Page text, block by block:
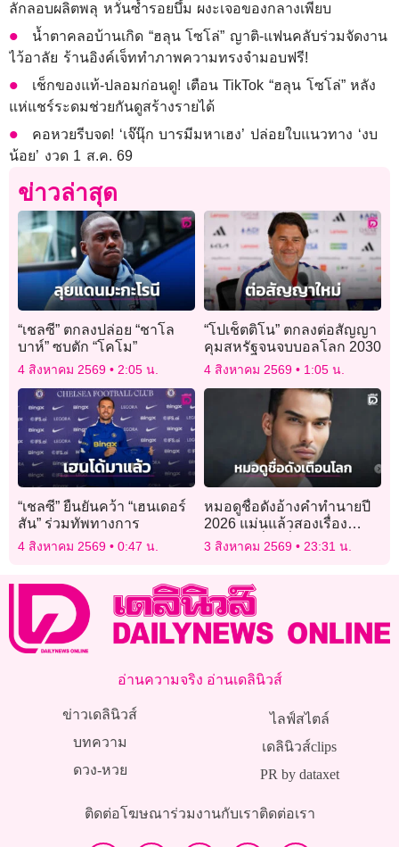
ลักลอบผลิตพลุ หวั่นซ้ำรอยบึ้ม ผงะเจอของกลางเพียบ
น้ำตาคลอบ้านเกิด “ฮลุน โซโล่” ญาติ-แฟนคลับร่วมจัดงาน
ไว้อาลัย ร้านอิงค์เจ็ททำภาพความทรงจำมอบฟรี!
เช็กของแท้-ปลอมก่อนดู! เตือน TikTok “ฮลุน โซโล่” หลัง
แห่แชร์ระดมช่วยกันดูสร้างรายได้
คอหวยรีบจด! ‘เจ๊นุ๊ก บารมีมหาเฮง’ ปล่อยใบแนวทาง ‘งบ
น้อย’ งวด 1 ส.ค. 69
ข่าวล่าสุด
“เชลซี” ตกลงปล่อย “ชาโล
บาห์” ซบตัก “โคโม”
4 สิงหาคม 2569 2:05 น.
“โปเช็ตติโน” ตกลงต่อสัญญา
คุมสหรัฐจนจบบอลโลก 2030
4 สิงหาคม 2569 1:05 น.
“เชลซี” ยืนยันคว้า “เฮนเดอร์
สัน” ร่วมทัพทางการ
4 สิงหาคม 2569 0:47 น.
หมอดูชื่อดังอ้างคำทำนายปี
2026 แม่นแล้วสองเรื่อง
เตือนภัยเรื่องที่สามกำลังก่อ
3 สิงหาคม 2569 23:31 น.
อ่านความจริง อ่านเดลินิวส์
ข่าวเดลินิวส์
บทความ
ดวง-หวย
ไลฟ์สไตล์
เดลินิวส์clips
PR by dataxet
ติดต่อโฆษณาร่วมงานกับเราติดต่อเรา